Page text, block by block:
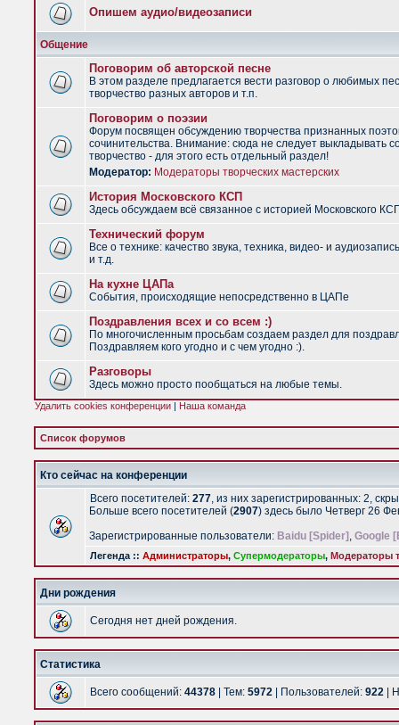
Опишем аудио/видеозаписи
Общение
Поговорим об авторской песне
В этом разделе предлагается вести разговор о любимых
творчество разных авторов и т.п.
Поговорим о поэзии
Форум посвящен обсуждению творчества признанных
сочинительства. Внимание: сюда не следует выкладывать
творчество - для этого есть отдельный раздел!
Модератор: Модераторы творческих мастерских
История Московского КСП
Здесь обсуждаем всё связанное с историей Московского
Технический форум
Все о технике: качество звука, техника, видео- и
и т.д.
На кухне ЦАПа
События, происходящие непосредственно в ЦАПе
Поздравления всех и со всем :)
По многочисленным просьбам создаем раздел для
Поздравляем кого угодно и с чем угодно :).
Разговоры
Здесь можно просто пообщаться на любые темы.
Удалить cookies конференции | Наша команда
Список форумов
Кто сейчас на конференции
Всего посетителей: 277, из них зарегистрированных: 2,
Больше всего посетителей (2907) здесь было Четверг 26
Зарегистрированные пользователи: Baidu [Spider] , Google
Легенда :: Администраторы, Супермодераторы, Модераторы
Дни рождения
Сегодня нет дней рождения.
Статистика
Всего сообщений: 44378 | Тем: 5972 | Пользователей: 922 |